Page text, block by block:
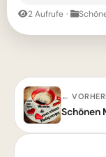
2 Aufrufe ·
←